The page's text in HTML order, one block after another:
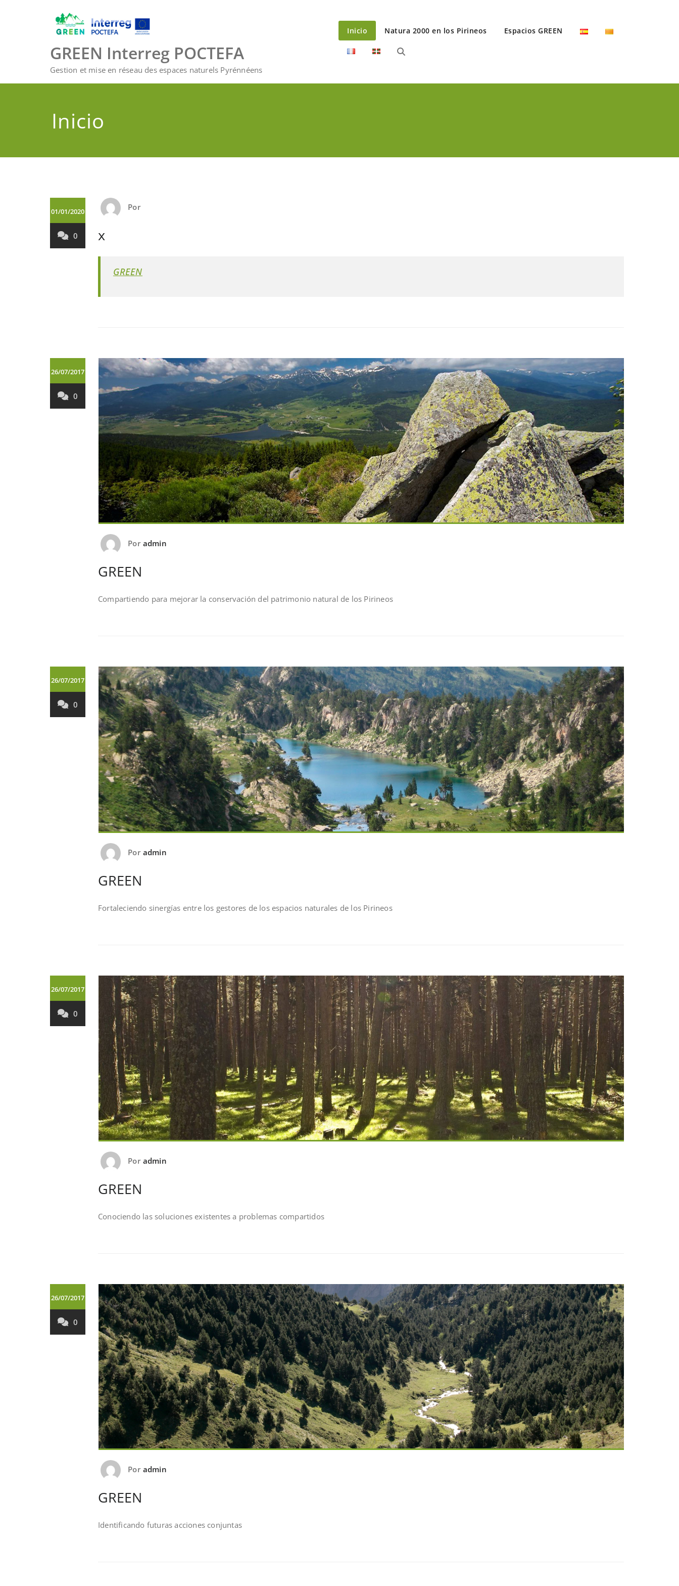
GREEN Interreg POCTEFA
Gestion et mise en réseau des espaces naturels Pyrénnéens
Inicio Natura 2000 en los Pirineos Espacios GREEN
Inicio
01/01/2020
0
Por
x
GREEN
26/07/2017
0
Por admin
GREEN
Compartiendo para mejorar la conservación del patrimonio natural de los Pirineos
26/07/2017
0
Por admin
GREEN
Fortaleciendo sinergías entre los gestores de los espacios naturales de los Pirineos
26/07/2017
0
Por admin
GREEN
Conociendo las soluciones existentes a problemas compartidos
26/07/2017
0
Por admin
GREEN
Identificando futuras acciones conjuntas